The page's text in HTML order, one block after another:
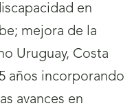
en
mejora de la
Uruguay, Costa
años incorporando
avances en